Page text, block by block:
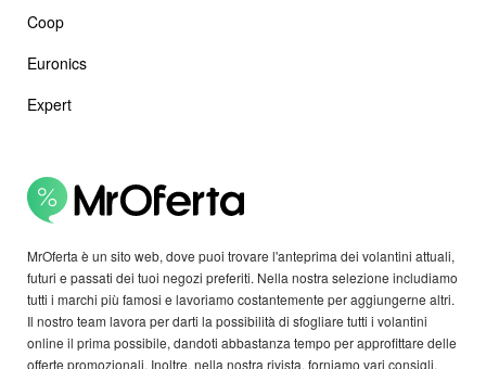
MrOferta è un sito web, dove puoi trovare l'anteprima dei volantini attuali,
futuri e passati dei tuoi negozi preferiti. Nella nostra selezione includiamo
tutti i marchi più famosi e lavoriamo costantemente per aggiungerne altri.
Il nostro team lavora per darti la possibilità di sfogliare tutti i volantini
online il prima possibile, dandoti abbastanza tempo per approfittare delle
offerte promozionali. Inoltre, nella nostra rivista, forniamo vari consigli,
Coop
Euronics
Expert